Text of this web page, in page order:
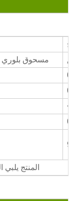
مسحوق بلوري
المنتج